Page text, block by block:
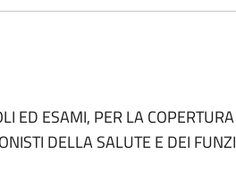
ED ESAMI, PER LA
DELLA SALUTE E DEI